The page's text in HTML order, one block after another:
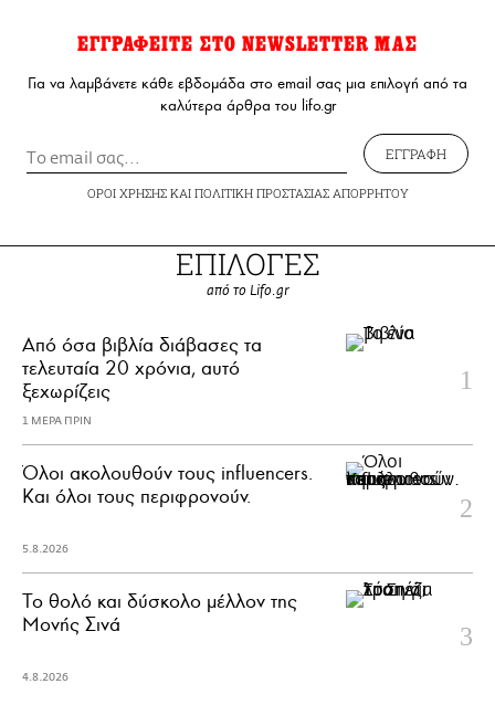
ΕΓΓΡΑΦΕΙΤΕ ΣΤΟ NEWSLETTER ΜΑΣ
Για να λαμβάνετε κάθε εβδομάδα στο email σας μια επιλογή από τα
καλύτερα άρθρα του lifo.gr
ΕΓΓΡΑΦΗ
ΟΡΟΙ ΧΡΗΣΗΣΚΑΙ ΠΟΛΙΤΙΚΗ ΠΡΟΣΤΑΣΙΑΣ ΑΠΟΡΡΗΤΟΥ
ΕΠΙΛΟΓΕΣ
από το Lifo.gr
Από όσα βιβλία διάβασες τα
τελευταία 20 χρόνια, αυτό
ξεχωρίζεις
1 ΜΕΡΑ ΠΡΙΝ
Όλοι ακολουθούν τους influencers.
Και όλοι τους περιφρονούν.
5.8.2026
Το θολό και δύσκολο μέλλον της
Μονής Σινά
4.8.2026